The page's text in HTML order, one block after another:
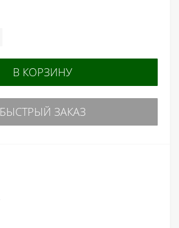
В КОРЗИНУ
БЫСТРЫЙ ЗАКАЗ